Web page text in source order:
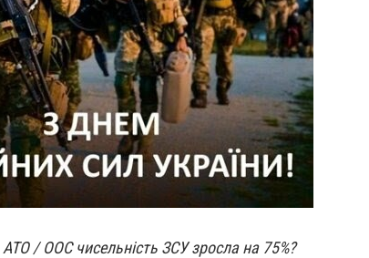
/ ООС чисельність ЗСУ зросла на 75%?